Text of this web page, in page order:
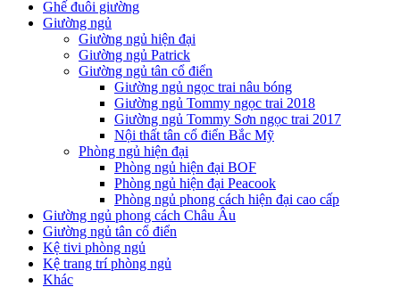
Ghế đuôi giường
Giường ngủ
Giường ngủ hiện đại
Giường ngủ Patrick
Giường ngủ tân cổ điển
Giường ngủ ngọc trai nâu bóng
Giường ngủ Tommy ngọc trai 2018
Giường ngủ Tommy Sơn ngọc trai 2017
Nội thất tân cổ điển Bắc Mỹ
Phòng ngủ hiện đại
Phòng ngủ hiện đại BOF
Phòng ngủ hiện đại Peacook
Phòng ngủ phong cách hiện đại cao cấp
Giường ngủ phong cách Châu Âu
Giường ngủ tân cổ điển
Kệ tivi phòng ngủ
Kệ trang trí phòng ngủ
Khác